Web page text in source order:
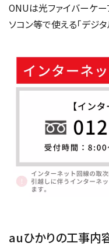
ONUは光ファイバーケー
ソコン等で使える「デジ
auひかりの工事内